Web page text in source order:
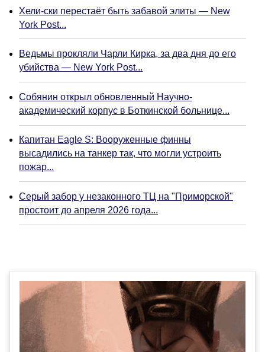
Хели-ски перестаёт быть забавой элиты — New
York Post...
Ведьмы прокляли Чарли Кирка, за два дня до его
убийства — New York Post...
Собянин открыл обновленный Научно-
академический корпус в Боткинской больнице...
Капитан Eagle S: Вооруженные финны
высадились на танкер так, что могли устроить
пожар...
Серый забор у незаконного ТЦ на "Приморской"
простоит до апреля 2026 года...